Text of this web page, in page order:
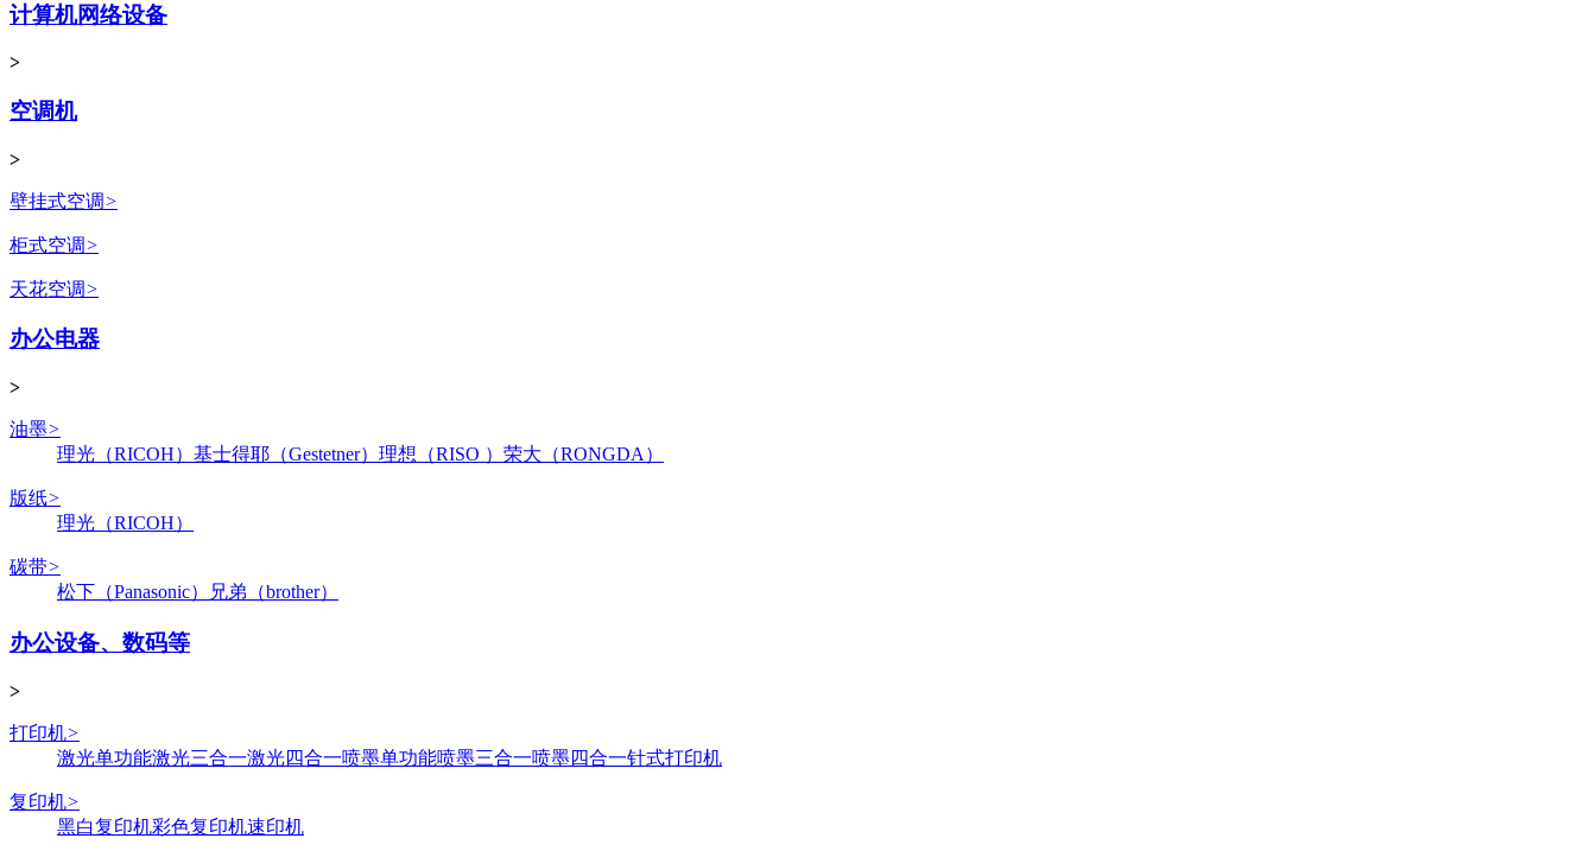
计算机网络设备
>
空调机
>
壁挂式空调>
柜式空调>
天花空调>
办公电器
>
油墨>
理光（RICOH） 基士得耶（Gestetner） 理想（RISO ） 荣大（RONGDA）
版纸>
理光（RICOH）
碳带>
松下（Panasonic）
兄弟（brother）
办公设备、数码等
>
打印机>
激光单功能激光三合一激光四合一喷墨单功能喷墨三合一喷墨四合一针式打印机
复印机>
黑白复印机彩色复印机速印机